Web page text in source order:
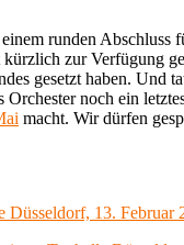
runden
zur Verfügung
gesetzt haben.
noch ein
macht. Wir dürfen
Düsseldorf, 13. Februar